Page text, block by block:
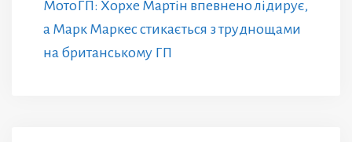
МотоГП: Хорхе Мартін впевнено лідирує,
а Марк Маркес стикається з труднощами
на британському ГП